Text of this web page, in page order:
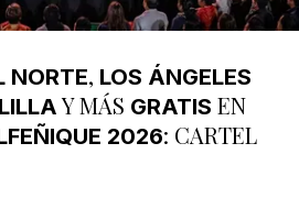
NORTE, LOS ÁNGELES
Y MÁS GRATIS EN
2026: CARTEL